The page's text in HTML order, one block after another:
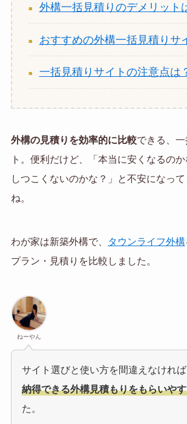
外構一括見積りのデメリット
おすすめの外構一括見積りサ
一括見積りサイトの注意点は
外構の見積りを効率的に比較できる、一
ト。便利だけど、「本当に安くなるの
しつこくないのかな？」と不安になっ
ね。
わが家は新築外構で、 タウンライフ外構
プラン・見積りを比較しました。
ねーやん
サイト選びと使い方を間違えなければ
納得できる外構見積もりをもらいや
た。